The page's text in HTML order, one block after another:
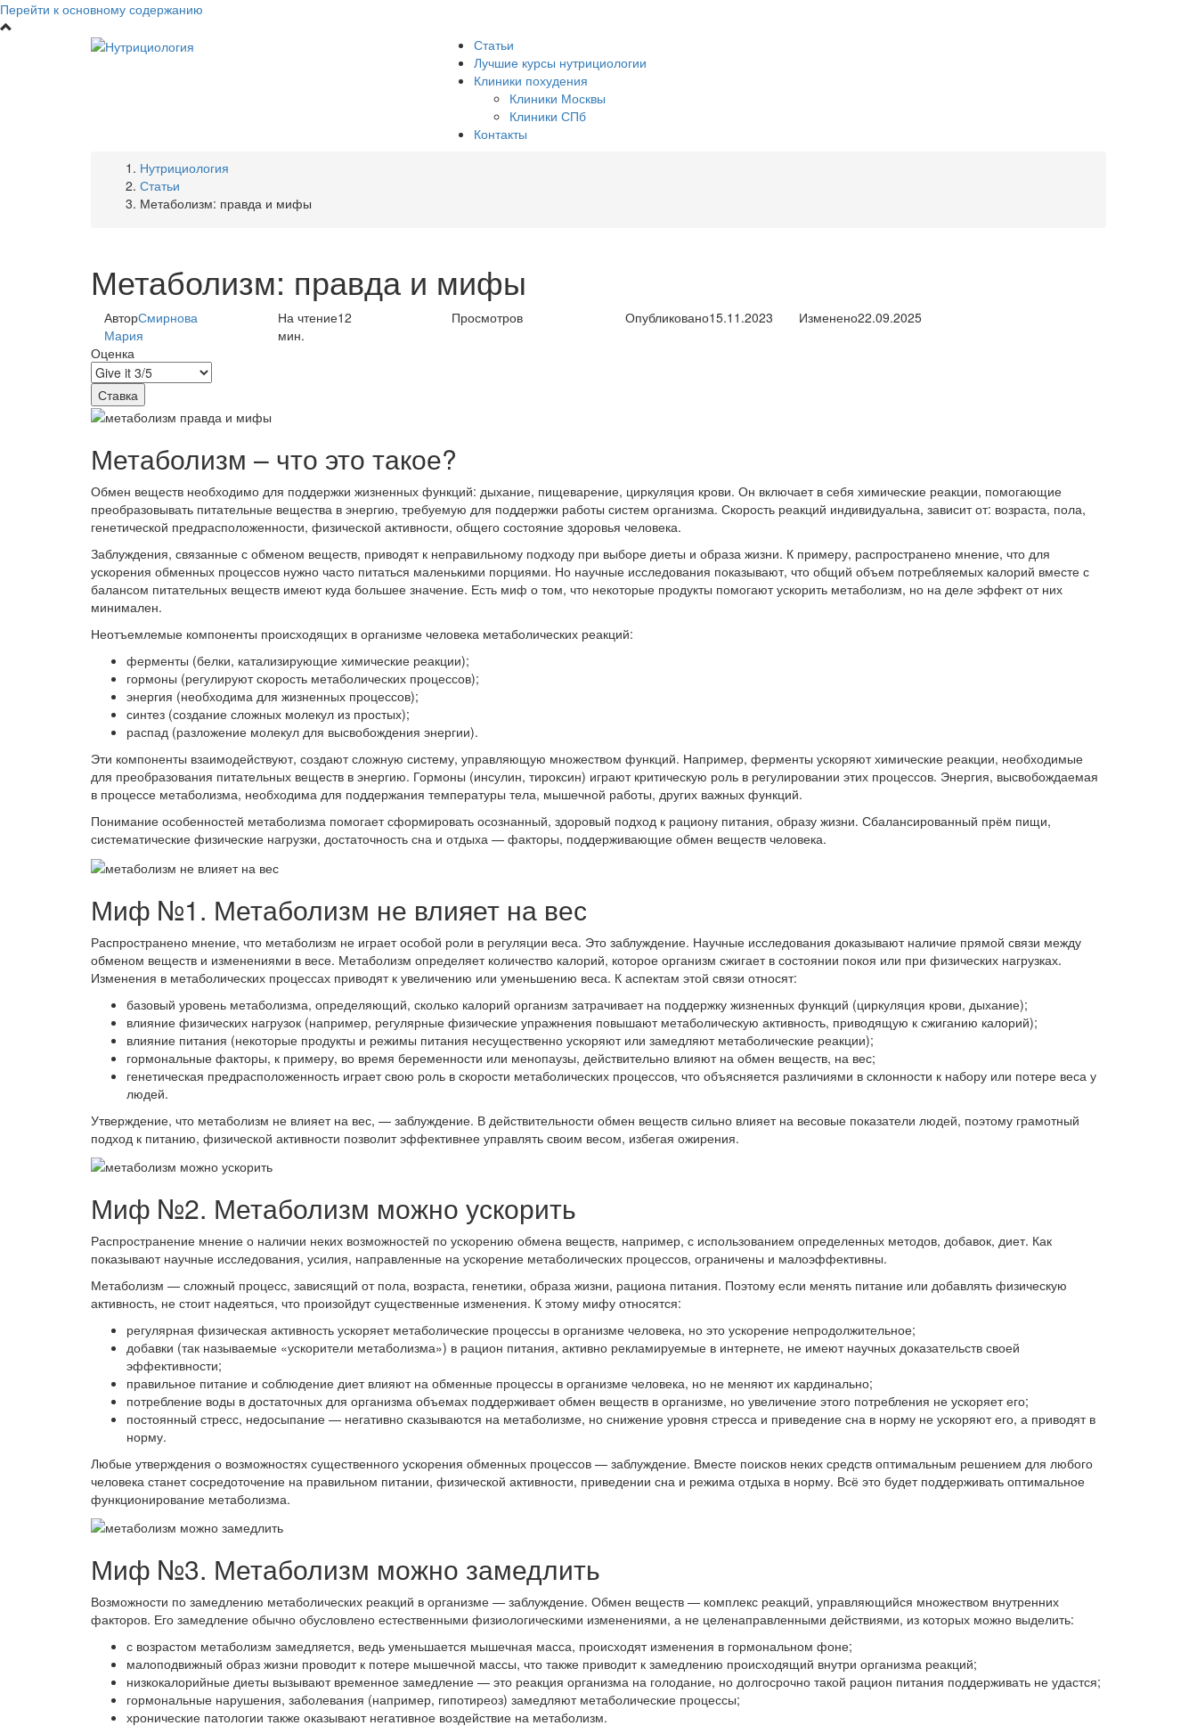
Перейти к основному содержанию
Статьи
Лучшие курсы нутрициологии
Клиники похудения
Клиники Москвы
Клиники СПб
Контакты
Нутрициология
Статьи
Метаболизм: правда и мифы
Метаболизм: правда и мифы
АвторСмирнова
Мария
На чтение12
мин.
Просмотров Опубликовано15.11.2023 Изменено22.09.2025
Оценка
Метаболизм – что это такое?
Обмен веществ необходимо для поддержки жизненных функций: дыхание, пищеварение, циркуляция крови. Он включает в себя химические реакции, помогающие
преобразовывать питательные вещества в энергию, требуемую для поддержки работы систем организма. Скорость реакций индивидуальна, зависит от: возраста, пола,
генетической предрасположенности, физической активности, общего состояние здоровья человека.
Заблуждения, связанные с обменом веществ, приводят к неправильному подходу при выборе диеты и образа жизни. К примеру, распространено мнение, что для
ускорения обменных процессов нужно часто питаться маленькими порциями. Но научные исследования показывают, что общий объем потребляемых калорий вместе с
балансом питательных веществ имеют куда большее значение. Есть миф о том, что некоторые продукты помогают ускорить метаболизм, но на деле эффект от них
минимален.
Неотъемлемые компоненты происходящих в организме человека метаболических реакций:
ферменты (белки, катализирующие химические реакции);
гормоны (регулируют скорость метаболических процессов);
энергия (необходима для жизненных процессов);
синтез (создание сложных молекул из простых);
распад (разложение молекул для высвобождения энергии).
Эти компоненты взаимодействуют, создают сложную систему, управляющую множеством функций. Например, ферменты ускоряют химические реакции, необходимые
для преобразования питательных веществ в энергию. Гормоны (инсулин, тироксин) играют критическую роль в регулировании этих процессов. Энергия, высвобождаемая
в процессе метаболизма, необходима для поддержания температуры тела, мышечной работы, других важных функций.
Понимание особенностей метаболизма помогает сформировать осознанный, здоровый подход к рациону питания, образу жизни. Сбалансированный прём пищи,
систематические физические нагрузки, достаточность сна и отдыха — факторы, поддерживающие обмен веществ человека.
Миф №1. Метаболизм не влияет на вес
Распространено мнение, что метаболизм не играет особой роли в регуляции веса. Это заблуждение. Научные исследования доказывают наличие прямой связи между
обменом веществ и изменениями в весе. Метаболизм определяет количество калорий, которое организм сжигает в состоянии покоя или при физических нагрузках.
Изменения в метаболических процессах приводят к увеличению или уменьшению веса. К аспектам этой связи относят:
базовый уровень метаболизма, определяющий, сколько калорий организм затрачивает на поддержку жизненных функций (циркуляция крови, дыхание);
влияние физических нагрузок (например, регулярные физические упражнения повышают метаболическую активность, приводящую к сжиганию калорий);
влияние питания (некоторые продукты и режимы питания несущественно ускоряют или замедляют метаболические реакции);
гормональные факторы, к примеру, во время беременности или менопаузы, действительно влияют на обмен веществ, на вес;
генетическая предрасположенность играет свою роль в скорости метаболических процессов, что объясняется различиями в склонности к набору или потере веса у
людей.
Утверждение, что метаболизм не влияет на вес, — заблуждение. В действительности обмен веществ сильно влияет на весовые показатели людей, поэтому грамотный
подход к питанию, физической активности позволит эффективнее управлять своим весом, избегая ожирения.
Миф №2. Метаболизм можно ускорить
Распространение мнение о наличии неких возможностей по ускорению обмена веществ, например, с использованием определенных методов, добавок, диет. Как
показывают научные исследования, усилия, направленные на ускорение метаболических процессов, ограничены и малоэффективны.
Метаболизм — сложный процесс, зависящий от пола, возраста, генетики, образа жизни, рациона питания. Поэтому если менять питание или добавлять физическую
активность, не стоит надеяться, что произойдут существенные изменения. К этому мифу относятся:
регулярная физическая активность ускоряет метаболические процессы в организме человека, но это ускорение непродолжительное;
добавки (так называемые «ускорители метаболизма») в рацион питания, активно рекламируемые в интернете, не имеют научных доказательств своей
эффективности;
правильное питание и соблюдение диет влияют на обменные процессы в организме человека, но не меняют их кардинально;
потребление воды в достаточных для организма объемах поддерживает обмен веществ в организме, но увеличение этого потребления не ускоряет его;
постоянный стресс, недосыпание — негативно сказываются на метаболизме, но снижение уровня стресса и приведение сна в норму не ускоряют его, а приводят в
норму.
Любые утверждения о возможностях существенного ускорения обменных процессов — заблуждение. Вместе поисков неких средств оптимальным решением для любого
человека станет сосредоточение на правильном питании, физической активности, приведении сна и режима отдыха в норму. Всё это будет поддерживать оптимальное
функционирование метаболизма.
Миф №3. Метаболизм можно замедлить
Возможности по замедлению метаболических реакций в организме — заблуждение. Обмен веществ — комплекс реакций, управляющийся множеством внутренних
факторов. Его замедление обычно обусловлено естественными физиологическими изменениями, а не целенаправленными действиями, из которых можно выделить:
с возрастом метаболизм замедляется, ведь уменьшается мышечная масса, происходят изменения в гормональном фоне;
малоподвижный образ жизни проводит к потере мышечной массы, что также приводит к замедлению происходящий внутри организма реакций;
низкокалорийные диеты вызывают временное замедление — это реакция организма на голодание, но долгосрочно такой рацион питания поддерживать не удастся;
гормональные нарушения, заболевания (например, гипотиреоз) замедляют метаболические процессы;
хронические патологии также оказывают негативное воздействие на метаболизм.